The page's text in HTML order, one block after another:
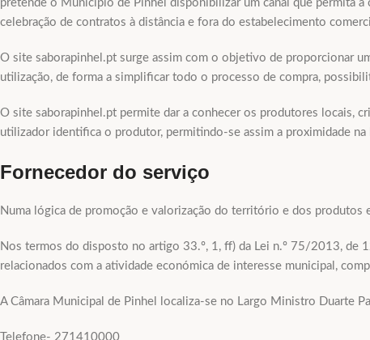
pretende o Município de Pinhel disponibilizar um canal que permita
celebração de contratos à distância e fora do estabelecimento
O site saborapinhel.pt surge assim com o objetivo de proporcionar
utilização, de forma a simplificar todo o processo de compra,
O site saborapinhel.pt permite dar a conhecer os produtores locais,
utilizador identifica o produtor, permitindo-se assim a proximidade
Fornecedor do serviço
Numa lógica de promoção e valorização do território e dos
Nos termos do disposto no artigo 33.º, 1, ff) da Lei n.º 75/2013, de
relacionados com a atividade económica de interesse municipal,
A Câmara Municipal de Pinhel localiza-se no Largo Ministro Duarte
Telefone- 271410000